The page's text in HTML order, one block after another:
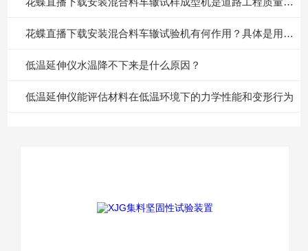
花蝶直播下载安装混合料车辙试验机有何作用？具体是用来干什么的？
低温延伸仪水温降不下来是什么原因？
低温延伸仪能评估材料在低温环境下的力学性能和变形行为